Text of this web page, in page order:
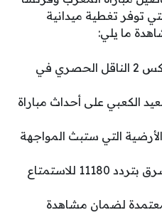
توفر تغطية ميدانية
ما يلي:
قناة بي إن سبورتس ماكس 2 الناقل الحصري في
الكعبي على أحداث مباراة
التي ستبث المواجهة
البث عبر القمر بدر 26 شرق بتردد 11180 للاستمتاع
لضمان مشاهدة